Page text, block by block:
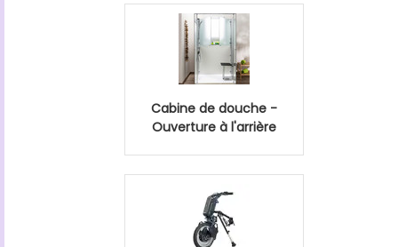
Cabine de douche -
Ouverture à l'arrière